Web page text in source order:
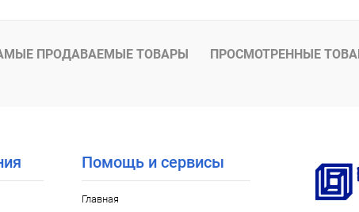
Под заказ
ПРОДАВАЕМЫЕ ТОВАРЫ ПРОСМОТРЕННЫЕ
Помощь и сервисы
Главная